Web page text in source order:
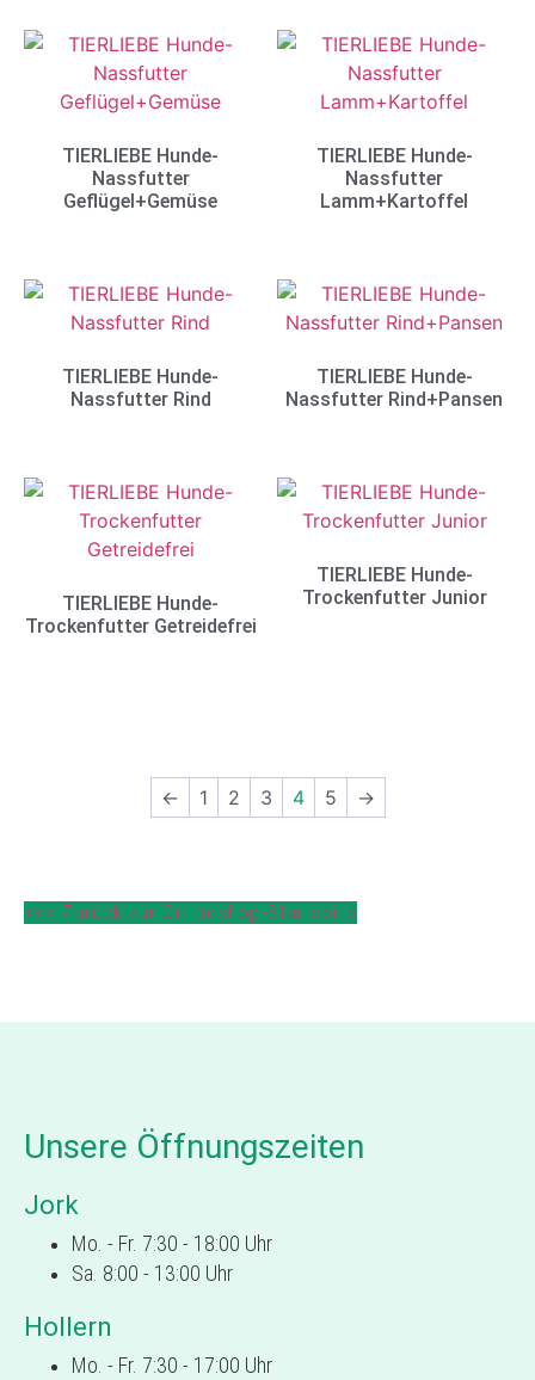
TIERLIEBE Hunde-
Nassfutter
Geflügel+Gemüse
TIERLIEBE Hunde-
Nassfutter
Lamm+Kartoffel
TIERLIEBE Hunde-
Nassfutter Rind
TIERLIEBE Hunde-
Nassfutter Rind+Pansen
TIERLIEBE Hunde-
Trockenfutter Getreidefrei
TIERLIEBE Hunde-
Trockenfutter Junior
← 1 2 3 4 5 →
<<< Zurück zur Onlineshop-Startseite
Unsere Öffnungszeiten
Jork
Mo. - Fr. 7:30 - 18:00 Uhr
Sa. 8:00 - 13:00 Uhr
Hollern
Mo. - Fr. 7:30 - 17:00 Uhr